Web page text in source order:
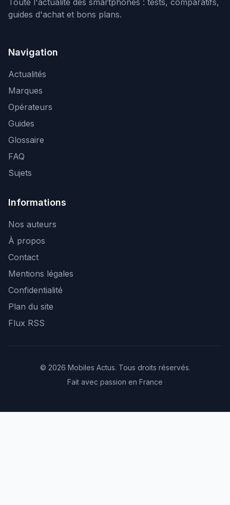
Toute l'actualité des smartphones : tests, comparatifs,
guides d'achat et bons plans.
Navigation
Actualités
Marques
Opérateurs
Guides
Glossaire
FAQ
Sujets
Informations
Nos auteurs
À propos
Contact
Mentions légales
Confidentialité
Plan du site
Flux RSS
© 2026 Mobiles Actus. Tous droits réservés.
Fait avec passion en France